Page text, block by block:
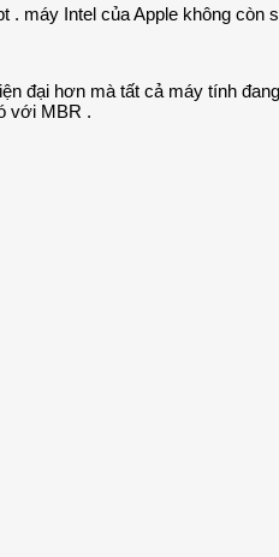
máy Intel của Apple không còn
đại hơn mà tất cả máy tính
với MBR .